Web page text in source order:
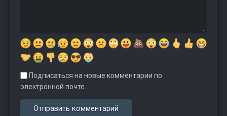
Подписаться на новые комментарии по
электронной почте.